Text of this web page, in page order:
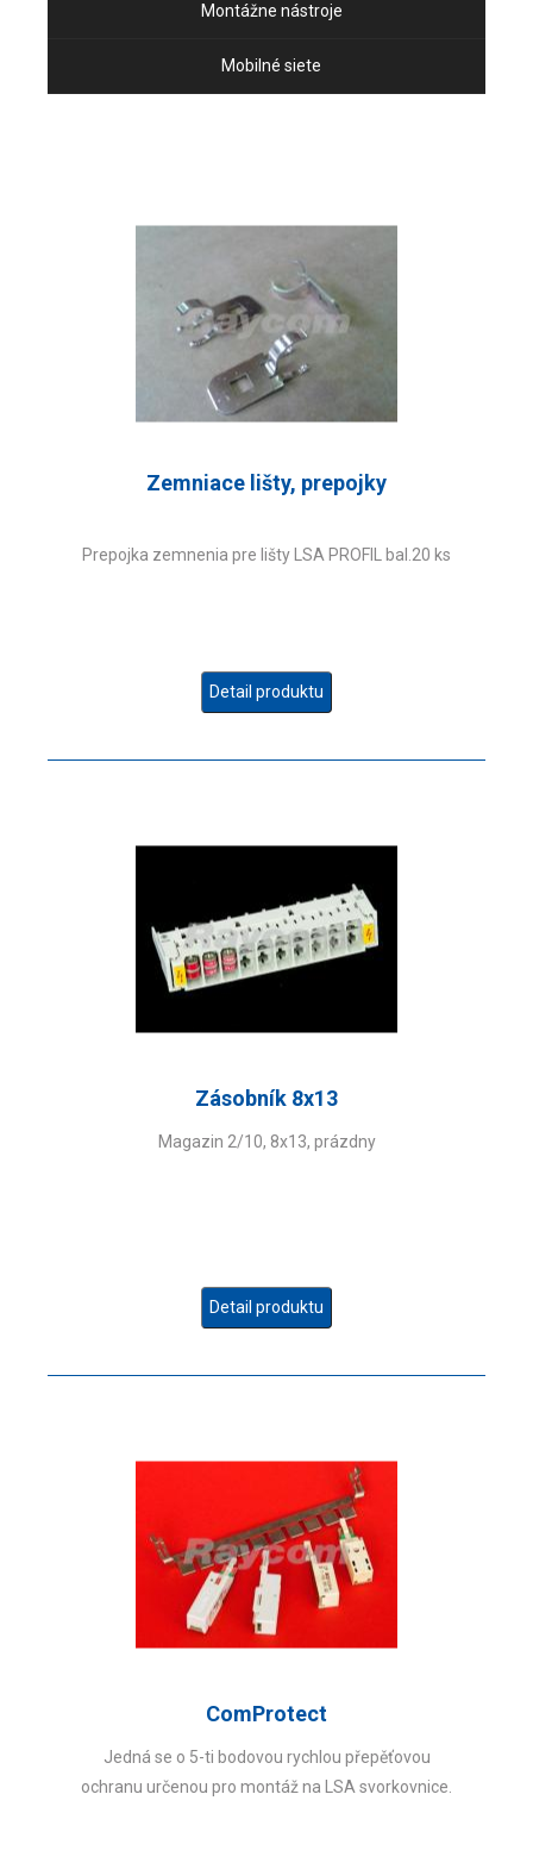
Montážne nástroje
Mobilné siete
Zemniace lišty, prepojky
Prepojka zemnenia pre lišty LSA PROFIL bal.20 ks
Detail produktu
Zásobník 8x13
Magazin 2/10, 8x13, prázdny
Detail produktu
ComProtect
Jedná se o 5-ti bodovou rychlou přepěťovou
ochranu určenou pro montáž na LSA svorkovnice.